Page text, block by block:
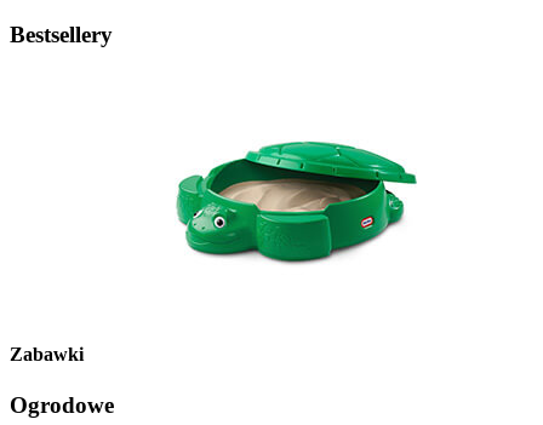
Bestsellery
Zabawki
Ogrodowe